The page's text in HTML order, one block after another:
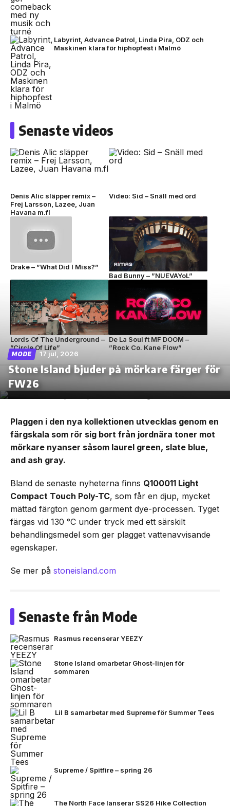
Labyrint, Advance Patrol, Linda Pira, ODZ och
Maskinen klara för hiphopfest i Malmö
Senaste videos
Denis Alic släpper remix –
Frej Larsson, Lazee, Juan
Havana m.fl
Video: Sid – Snäll med ord
Drake – ”What Did I Miss?”
Bad Bunny – ”NUEVAYoL”
Lords Of The Underground –
”Circle Of Life”
De La Soul ft MF DOOM –
”Rock Co. Kane Flow”
MODE 17 jul, 2026
Stone Island bjuder på mörkare färger för
FW26
Plaggen i den nya kollektionen utvecklas genom en
färgskala som rör sig bort från jordnära toner mot
mörkare nyanser såsom laurel green, slate blue,
and ash gray.
Bland de senaste nyheterna finns Q100011 Light
Compact Touch Poly-TC, som får en djup, mycket
mättad färgton genom garment dye-processen. Tyget
färgas vid 130 °C under tryck med ett särskilt
behandlingsmedel som ger plagget vattenavvisande
egenskaper.
Se mer på stoneisland.com
Senaste från Mode
Rasmus recenserar YEEZY
Stone Island omarbetar Ghost-linjen för
sommaren
Lil B samarbetar med Supreme för Summer Tees
Supreme / Spitfire – spring 26
The North Face lanserar SS26 Hike Collection